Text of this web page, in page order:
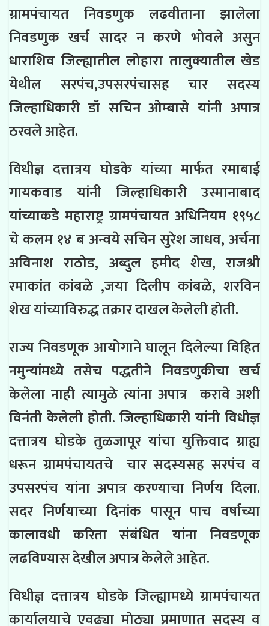
ग्रामपंचायत निवडणुक लढवीताना झालेला
निवडणुक खर्च सादर न करणे भोवले असुन
धाराशिव जिल्ह्यातील लोहारा तालुक्यातील खेड
येथील सरपंच,उपसरपंचासह चार सदस्य
जिल्हाधिकारी डॉ सचिन ओम्बासे यांनी अपात्र
ठरवले आहेत.
विधीज्ञ दत्तात्रय घोडके यांच्या मार्फत रमाबाई
गायकवाड यांनी जिल्हाधिकारी उस्मानाबाद
यांच्याकडे महाराष्ट्र ग्रामपंचायत अधिनियम १९५८
चे कलम १४ ब अन्वये सचिन सुरेश जाधव, अर्चना
अविनाश राठोड, अब्दुल हमीद शेख, राजश्री
रमाकांत कांबळे ,जया दिलीप कांबळे, शरविन
शेख यांच्याविरुद्ध तक्रार दाखल केलेली होती.
राज्य निवडणूक आयोगाने घालून दिलेल्या विहित
नमुन्यांमध्ये तसेच पद्धतीने निवडणुकीचा खर्च
केलेला नाही त्यामुळे त्यांना अपात्र करावे अशी
विनंती केलेली होती. जिल्हाधिकारी यांनी विधीज्ञ
दत्तात्रय घोडके तुळजापूर यांचा युक्तिवाद ग्राह्य
धरून ग्रामपंचायतचे चार सदस्यसह सरपंच व
उपसरपंच यांना अपात्र करण्याचा निर्णय दिला.
सदर निर्णयाच्या दिनांक पासून पाच वर्षाच्या
कालावधी करिता संबंधित यांना निवडणूक
लढविण्यास देखील अपात्र केलेले आहेत.
विधीज्ञ दत्तात्रय घोडके जिल्ह्यामध्ये ग्रामपंचायत
कार्यालयाचे एवढ्या मोठ्या प्रमाणात सदस्य व